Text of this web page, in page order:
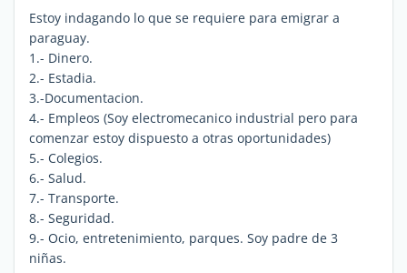
Estoy indagando lo que se requiere para emigrar a
paraguay.
1.- Dinero.
2.- Estadia.
3.-Documentacion.
4.- Empleos (Soy electromecanico industrial pero para
comenzar estoy dispuesto a otras oportunidades)
5.- Colegios.
6.- Salud.
7.- Transporte.
8.- Seguridad.
9.- Ocio, entretenimiento, parques. Soy padre de 3
niñas.